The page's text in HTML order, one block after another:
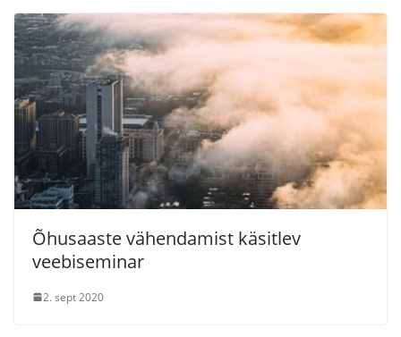
Õhusaaste vähendamist käsitlev
veebiseminar
2. sept 2020